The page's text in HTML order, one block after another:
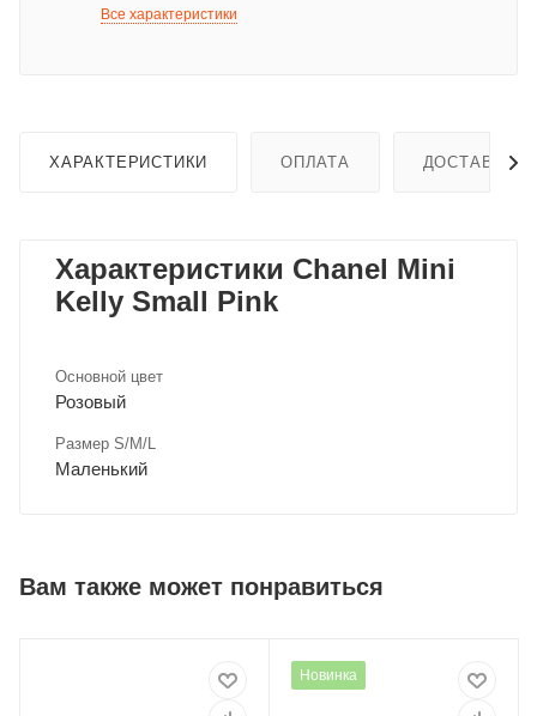
Все характеристики
ХАРАКТЕРИСТИКИ ОПЛАТА ДОСТАВКА
Характеристики Chanel Mini
Kelly Small Pink
Основной цвет
Розовый
Размер S/M/L
Маленький
Вам также может понравиться
Новинка